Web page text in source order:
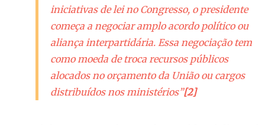
iniciativas de lei no Congresso, o presidente
começa a negociar amplo acordo político ou
aliança interpartidária. Essa negociação tem
como moeda de troca recursos públicos
alocados no orçamento da União ou cargos
distribuídos nos ministérios”[2]